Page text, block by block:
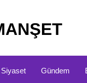
Siyaset Gündem